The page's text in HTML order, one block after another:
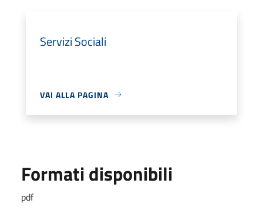
Servizi Sociali
VAI ALLA PAGINA
Formati disponibili
pdf